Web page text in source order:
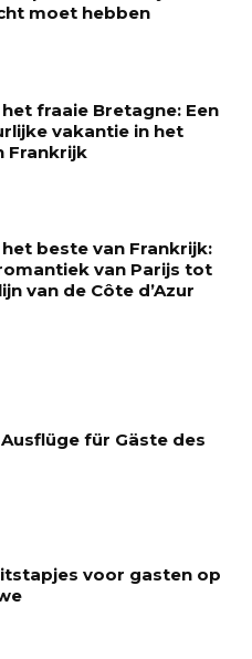
moet hebben
fraaie Bretagne: Een
vakantie in het
Frankrijk
beste van Frankrijk:
van Parijs tot
van de Côte d’Azur
für Gäste des
voor gasten op